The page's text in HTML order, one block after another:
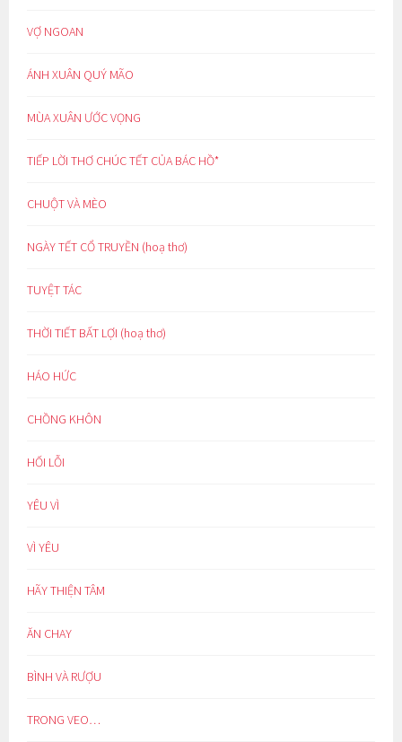
VỢ NGOAN
ÁNH XUÂN QUÝ MÃO
MÙA XUÂN ƯỚC VỌNG
TIẾP LỜI THƠ CHÚC TẾT CỦA BÁC HỒ*
CHUỘT VÀ MÈO
NGÀY TẾT CỔ TRUYỀN (hoạ thơ)
TUYỆT TÁC
THỜI TIẾT BẤT LỢI (hoạ thơ)
HÁO HỨC
CHỒNG KHÔN
HỐI LỖI
YÊU VÌ
VÌ YÊU
HÃY THIỆN TÂM
ĂN CHAY
BÌNH VÀ RƯỢU
TRONG VEO…